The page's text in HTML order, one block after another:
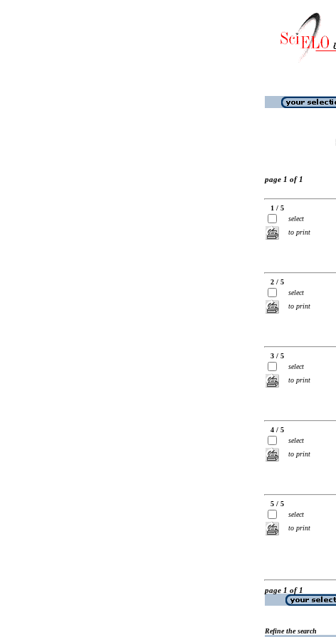
page 1 of 1
1 / 5
select
to print
2 / 5
select
to print
3 / 5
select
to print
4 / 5
select
to print
5 / 5
select
to print
page 1 of 1
Refine the search